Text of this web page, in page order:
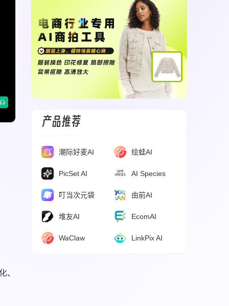
、
产品推荐
潮际好麦AI 绘蛙AI
PicSet AI AI Species
叮当次元袋 由前AI
堆友AI EcomAI
WaClaw LinkPix AI